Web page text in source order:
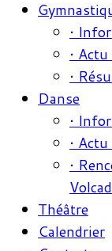
•
•
•
Danse
•
•
•
Théâtre
Calendrier